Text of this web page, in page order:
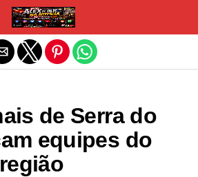
de Serra do
equipes do
da versão mobile